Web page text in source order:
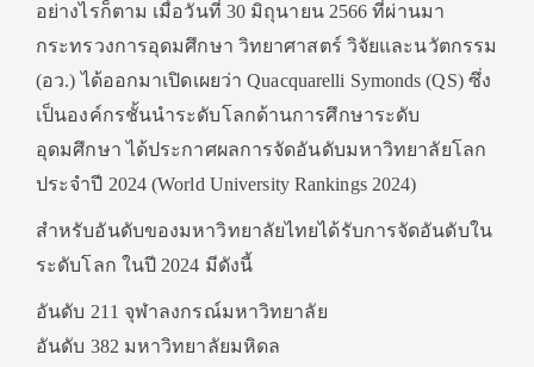
อย่างไรก็ตาม เมื่อวันที่ 30 มิถุนายน 2566 ที่ผ่านมา
กระทรวงการอุดมศึกษา วิทยาศาสตร์ วิจัยและนวัตกรรม
(อว.) ได้ออกมาเปิดเผยว่า Quacquarelli Symonds (QS) ซึ่ง
เป็นองค์กรชั้นนำระดับโลกด้านการศึกษาระดับ
อุดมศึกษา ได้ประกาศผลการจัดอันดับมหาวิทยาลัยโลก
ประจำปี 2024 (World University Rankings 2024)
สำหรับอันดับของมหาวิทยาลัยไทยได้รับการจัดอันดับใน
ระดับโลก ในปี 2024 มีดังนี้
อันดับ 211 จุฬาลงกรณ์มหาวิทยาลัย
อันดับ 382 มหาวิทยาลัยมหิดล